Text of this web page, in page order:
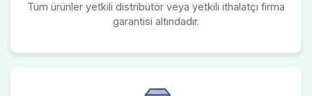
Tüm ürünler yetkili distribütör veya yetkili ithalatçı firma
garantisi altındadır.